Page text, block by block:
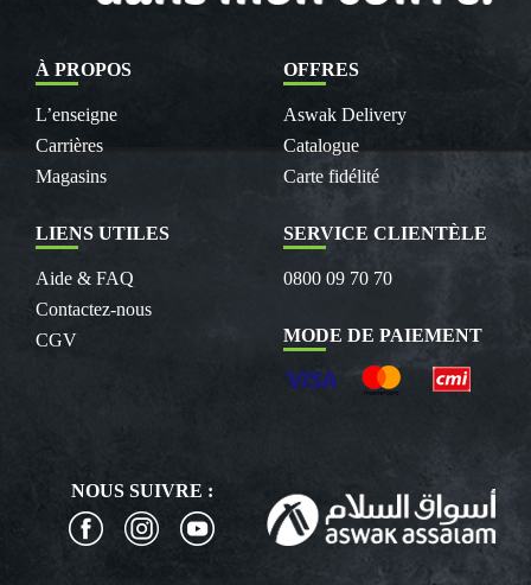
À PROPOS
L’enseigne
Carrières
Magasins
OFFRES
Aswak Delivery
Catalogue
Carte fidélité
LIENS UTILES
Aide & FAQ
Contactez-nous
CGV
SERVICE CLIENTÈLE
0800 09 70 70
MODE DE PAIEMENT
NOUS SUIVRE :